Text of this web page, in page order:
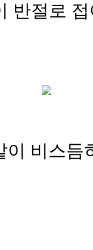
반절로
이 비스듬